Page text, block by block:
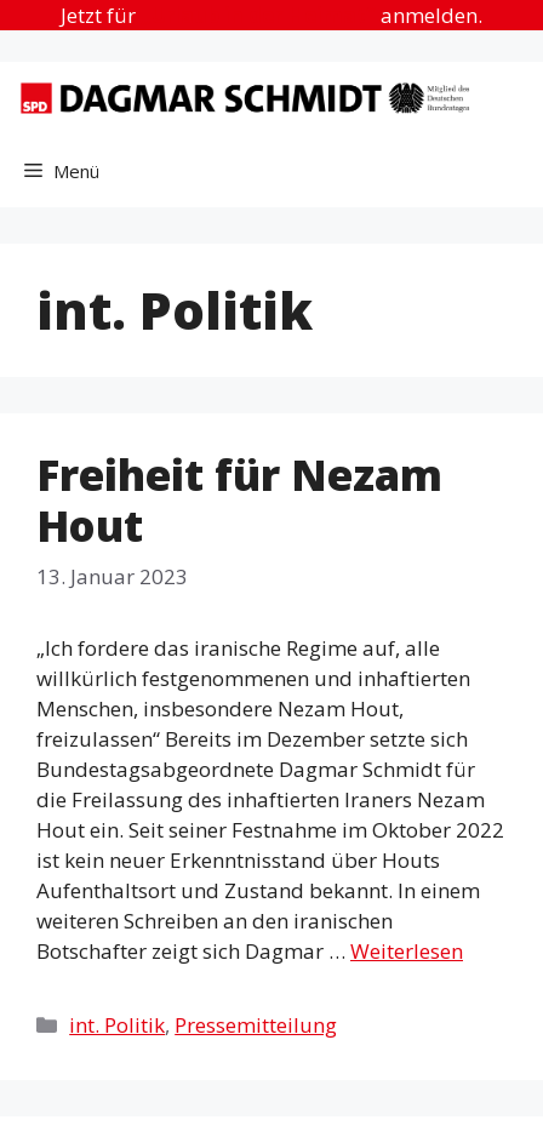
Jetzt für anmelden.
Menü
int. Politik
Freiheit für Nezam
Hout
13. Januar 2023
„Ich fordere das iranische Regime auf, alle
willkürlich festgenommenen und inhaftierten
Menschen, insbesondere Nezam Hout,
freizulassen“ Bereits im Dezember setzte sich
Bundestagsabgeordnete Dagmar Schmidt für
die Freilassung des inhaftierten Iraners Nezam
Hout ein. Seit seiner Festnahme im Oktober 2022
ist kein neuer Erkenntnisstand über Houts
Aufenthaltsort und Zustand bekannt. In einem
weiteren Schreiben an den iranischen
Botschafter zeigt sich Dagmar … Weiterlesen
Kategorien
int. Politik, Pressemitteilung